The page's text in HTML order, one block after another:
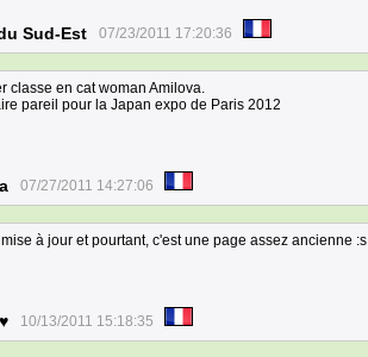
Sud-Est 07/23/2011 17:20:36
classe en cat woman Amilova.
pareil pour la Japan expo de Paris 2012
07/27/2011 14:27:06
mise à jour et pourtant, c'est une page assez ancienne :s
10/13/2011 15:18:35